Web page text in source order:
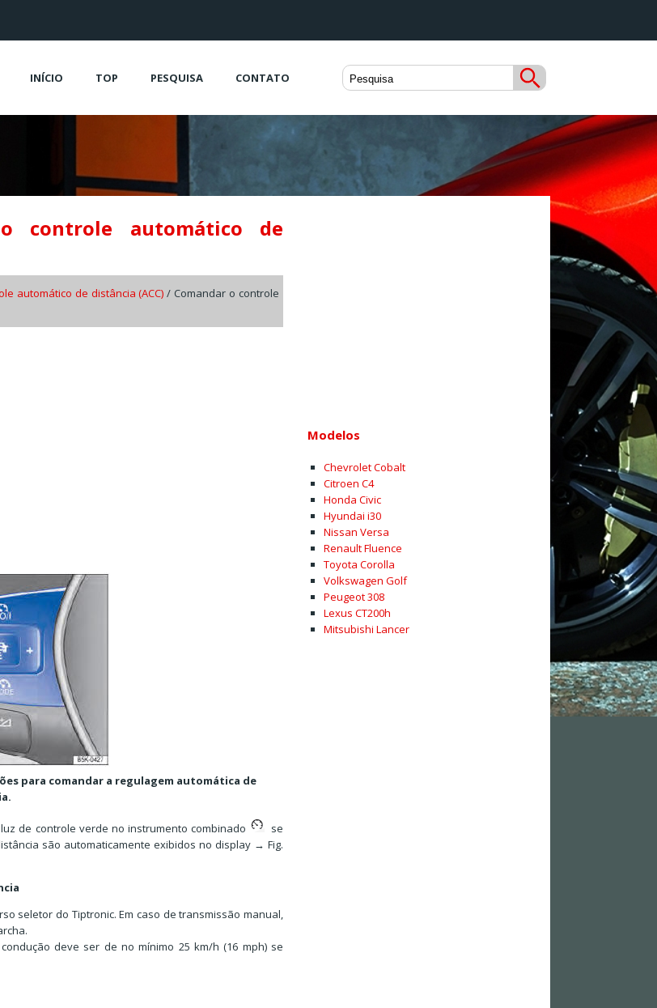
INÍCIO TOP PESQUISA CONTATO
controle automático de
automático de distância (ACC) / Comandar o controle
para comandar a regulagem automática de
de controle verde no instrumento combinado
se
são automaticamente exibidos no display → Fig.
seletor do Tiptronic. Em caso de transmissão manual,
deve ser de no mínimo 25 km/h (16 mph) se
Modelos
Chevrolet Cobalt
Citroen C4
Honda Civic
Hyundai i30
Nissan Versa
Renault Fluence
Toyota Corolla
Volkswagen Golf
Peugeot 308
Lexus CT200h
Mitsubishi Lancer